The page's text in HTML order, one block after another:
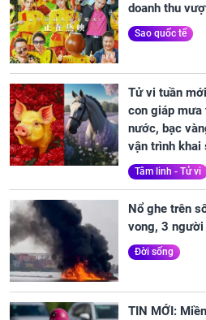
doanh thu
Sao quốc tế
Tử vi tuần
con giáp mưa
nước, bạc
vận trình khai
Tâm linh - Tử vi
Nổ ghe trên
vong, 3
Đời sống
TIN MỚI: